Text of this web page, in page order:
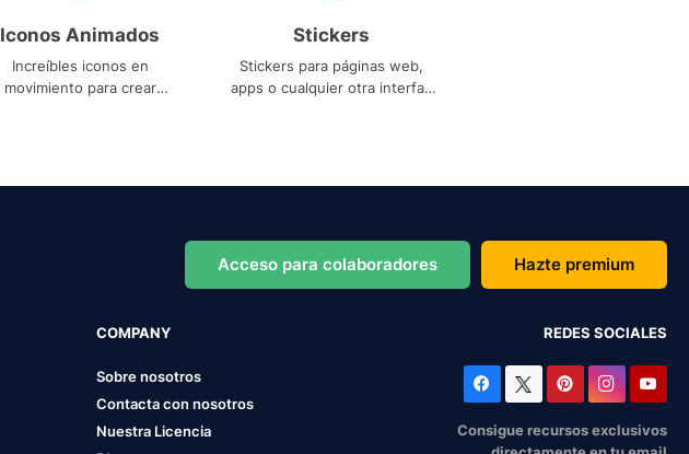
Iconos Animados
Increíbles iconos en
movimiento para crear
Stickers
Stickers para páginas web,
apps o cualquier otra interfaz
Acceso para colaboradores Hazte premium
COMPANY
Sobre nosotros
Contacta con nosotros
Nuestra Licencia
REDES SOCIALES
Consigue recursos exclusivos